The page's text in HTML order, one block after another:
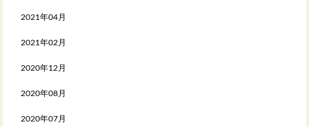
2021年04月
2021年02月
2020年12月
2020年08月
2020年07月